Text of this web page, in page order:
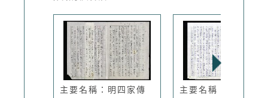
主要名稱：明四家傳 主要名稱：明四家傳